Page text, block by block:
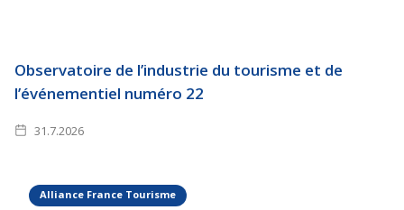
Observatoire de l’industrie du tourisme et de
l’événementiel numéro 22
31.7.2026
Alliance France Tourisme